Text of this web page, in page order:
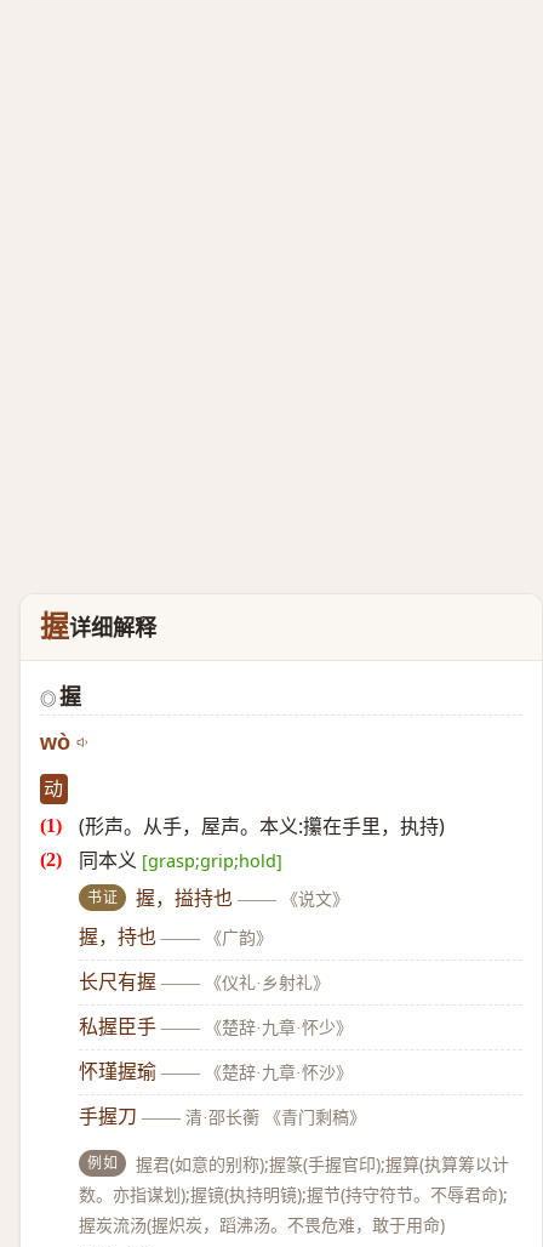
握详细解释
◎ 握
wò
动
(形声。从手，屋声。本义:攥在手里，执持)
同本义 [grasp;grip;hold]
书证 握，搤持也 —— 《说文》
握，持也 —— 《广韵》
长尺有握 —— 《仪礼·乡射礼》
私握臣手 —— 《楚辞·九章·怀少》
怀瑾握瑜 —— 《楚辞·九章·怀沙》
手握刀 —— 清·邵长蘅 《青门剩稿》
例如
握君(如意的别称);握篆(手握官印);握算(执算筹以计
数。亦指谋划);握镜(执持明镜);握节(持守符节。不辱君命);
握炭流汤(握炽炭，蹈沸汤。不畏危难，敢于用命)